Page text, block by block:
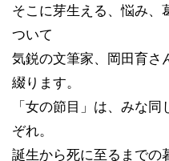
そこに芽生える、悩み、
ついて
気鋭の文筆家、岡田育さ
綴ります。
「女の節目」は、みな
ぞれ。
誕生から死に至るまでの